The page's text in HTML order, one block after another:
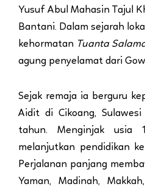
Yusuf Abul Mahasin Tajul
Bantani. Dalam sejarah
kehormatan Tuanta
agung penyelamat dari
Sejak remaja ia berguru
Aidit di Cikoang,
tahun. Menginjak usia
melanjutkan pendidikan
Perjalanan panjang
Yaman, Madinah,